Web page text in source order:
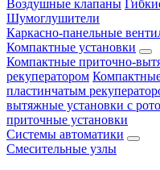
Воздушные клапаны
Шумоглушители
Каркасно-панельные
Компактные установки
Компактные приточно-
рекуператором
пластинчатым
вытяжные установки с
приточные установки
Системы автоматики
Смесительные узлы